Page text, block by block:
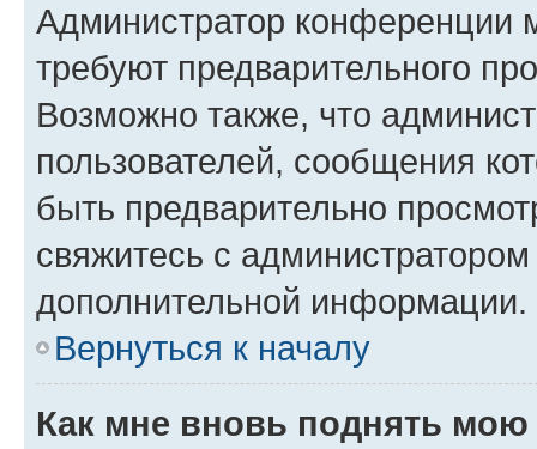
Администратор конференции
требуют предварительного
Возможно также, что
пользователей, сообщения
быть предварительно
свяжитесь с
дополнительной информации.
Вернуться к началу
Как мне вновь поднять мою